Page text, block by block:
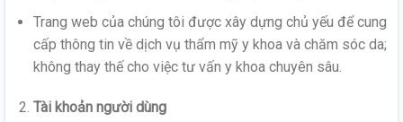
Trang web của chúng tôi được xây dựng chủ yếu để cung
cấp thông tin về dịch vụ thẩm mỹ y khoa và chăm sóc da;
không thay thế cho việc tư vấn y khoa chuyên sâu.
Tài khoản người dùng